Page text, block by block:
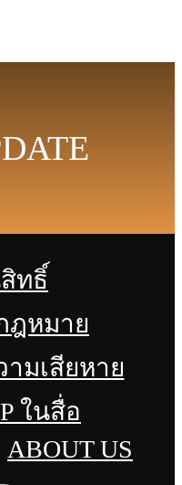
ทธิ์
ฎหมาย
มเสียหาย
ในสื่อ
ABOUT US